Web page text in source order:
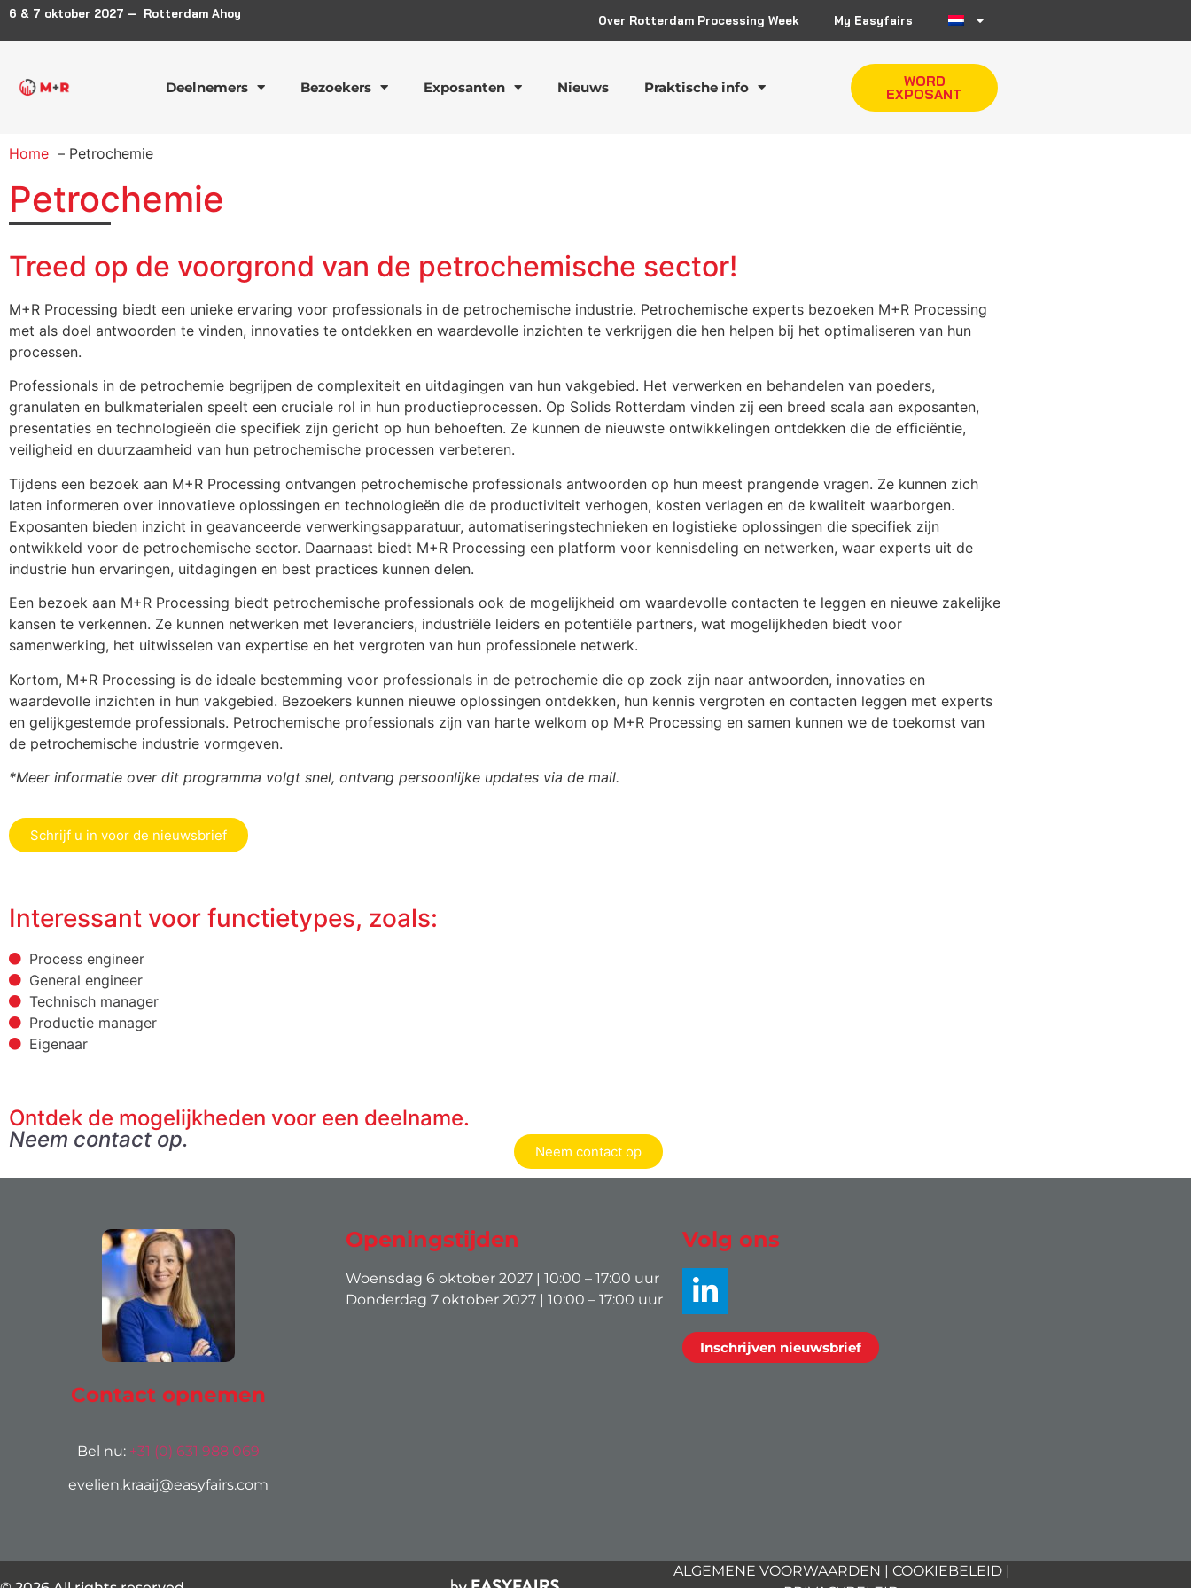
6 & 7 oktober 2027 – Rotterdam Ahoy Over Rotterdam Processing Week My Easyfairs
Deelnemers Bezoekers Exposanten Nieuws Praktische info WORD
EXPOSANT
Home Petrochemie
Petrochemie
Treed op de voorgrond van de petrochemische sector!
M+R Processing biedt een unieke ervaring voor professionals in de petrochemische industrie. Petrochemische experts bezoeken M+R Processing
met als doel antwoorden te vinden, innovaties te ontdekken en waardevolle inzichten te verkrijgen die hen helpen bij het optimaliseren van hun
processen.
Professionals in de petrochemie begrijpen de complexiteit en uitdagingen van hun vakgebied. Het verwerken en behandelen van poeders,
granulaten en bulkmaterialen speelt een cruciale rol in hun productieprocessen. Op Solids Rotterdam vinden zij een breed scala aan exposanten,
presentaties en technologieën die specifiek zijn gericht op hun behoeften. Ze kunnen de nieuwste ontwikkelingen ontdekken die de efficiëntie,
veiligheid en duurzaamheid van hun petrochemische processen verbeteren.
Tijdens een bezoek aan M+R Processing ontvangen petrochemische professionals antwoorden op hun meest prangende vragen. Ze kunnen zich
laten informeren over innovatieve oplossingen en technologieën die de productiviteit verhogen, kosten verlagen en de kwaliteit waarborgen.
Exposanten bieden inzicht in geavanceerde verwerkingsapparatuur, automatiseringstechnieken en logistieke oplossingen die specifiek zijn
ontwikkeld voor de petrochemische sector. Daarnaast biedt M+R Processing een platform voor kennisdeling en netwerken, waar experts uit de
industrie hun ervaringen, uitdagingen en best practices kunnen delen.
Een bezoek aan M+R Processing biedt petrochemische professionals ook de mogelijkheid om waardevolle contacten te leggen en nieuwe zakelijke
kansen te verkennen. Ze kunnen netwerken met leveranciers, industriële leiders en potentiële partners, wat mogelijkheden biedt voor
samenwerking, het uitwisselen van expertise en het vergroten van hun professionele netwerk.
Kortom, M+R Processing is de ideale bestemming voor professionals in de petrochemie die op zoek zijn naar antwoorden, innovaties en
waardevolle inzichten in hun vakgebied. Bezoekers kunnen nieuwe oplossingen ontdekken, hun kennis vergroten en contacten leggen met experts
en gelijkgestemde professionals. Petrochemische professionals zijn van harte welkom op M+R Processing en samen kunnen we de toekomst van
de petrochemische industrie vormgeven.
*Meer informatie over dit programma volgt snel, ontvang persoonlijke updates via de mail.
Schrijf u in voor de nieuwsbrief
Interessant voor functietypes, zoals:
Process engineer
General engineer
Technisch manager
Productie manager
Eigenaar
Ontdek de mogelijkheden voor een deelname.
Neem contact op.
Neem contact op
Contact opnemen
Bel nu: +31 (0) 631 988 069
evelien.kraaij@easyfairs.com
Openingstijden
Woensdag 6 oktober 2027 | 10:00 – 17:00 uur
Donderdag 7 oktober 2027 | 10:00 – 17:00 uur
Volg ons
Inschrijven nieuwsbrief
ALGEMENE VOORWAARDEN | COOKIEBELEID|